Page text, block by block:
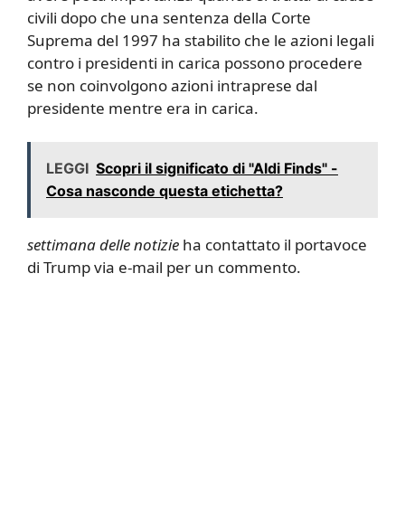
civili dopo che una sentenza della Corte
Suprema del 1997 ha stabilito che le azioni legali
contro i presidenti in carica possono procedere
se non coinvolgono azioni intraprese dal
presidente mentre era in carica.
LEGGI Scopri il significato di "Aldi Finds" -
Cosa nasconde questa etichetta?
settimana delle notizie ha contattato il portavoce
di Trump via e-mail per un commento.